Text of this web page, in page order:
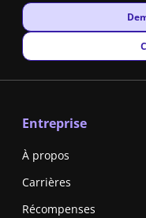
Entreprise
À propos
Carrières
Récompenses